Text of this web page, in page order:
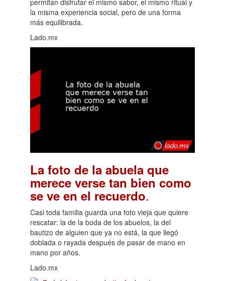
la misma experiencia social, pero de una forma
más equilibrada.
Lado.mx
La foto de la abuela que
merece verse tan bien como
se ve en el recuerdo.
Casi toda familia guarda una foto vieja que quiere
rescatar: la de la boda de los abuelos, la del
bautizo de alguien que ya no está, la que llegó
doblada o rayada después de pasar de mano en
mano por años.
Lado.mx